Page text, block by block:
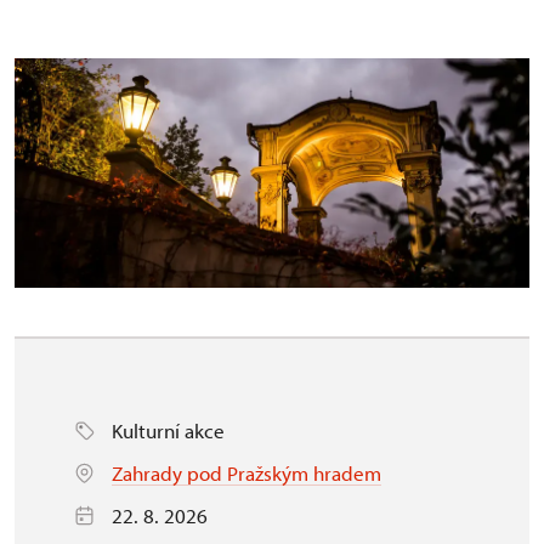
Kulturní akce
Zahrady pod Pražským hradem
22. 8. 2026